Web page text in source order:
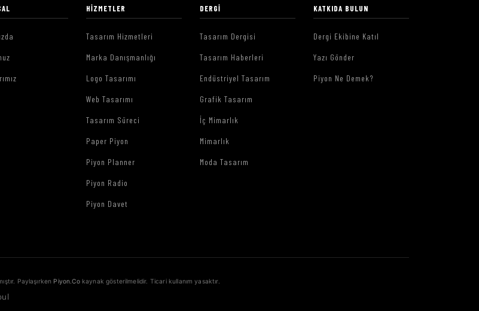
HIZMETLER
Tasarım Hizmetleri
Marka Danışmanlığı
Logo Tasarımı
Web Tasarımı
Tasarım Süreci
Paper Piyon
Piyon Planner
Piyon Radio
Piyon Davet
DERGI
Tasarım Dergisi
Tasarım Haberleri
Endüstriyel Tasarım
Grafik Tasarım
İç Mimarlık
Mimarlık
Moda Tasarım
KATKIDA BULUN
Dergi Ekibine Katıl
Yazı Gönder
Piyon Ne Demek?
Paylaşırken Piyon.Cokaynak gösterilmelidir. Ticari kullanım yasaktır.